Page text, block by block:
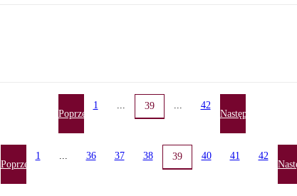
Poprzednia
1 ... 39 ... 42
Następna
Poprzednia
1 ... 36 37 38 39 40 41 42